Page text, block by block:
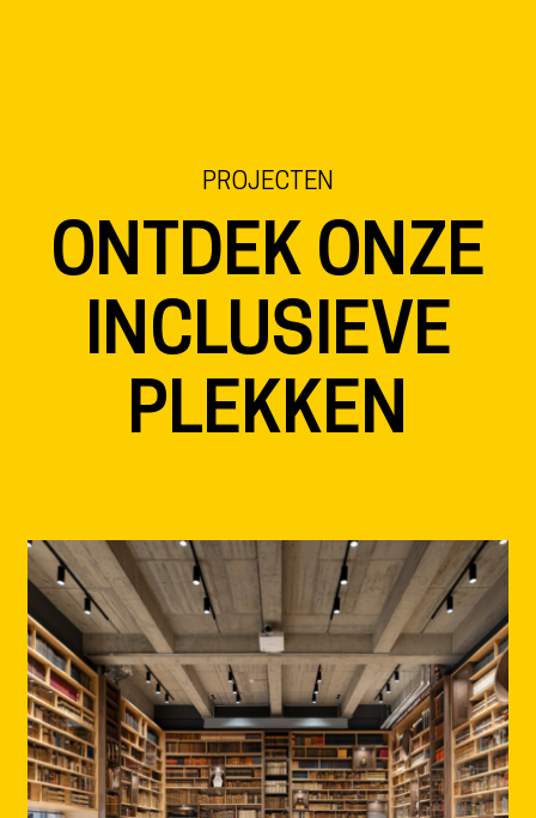
PROJECTEN
ONTDEK ONZE
INCLUSIEVE
PLEKKEN